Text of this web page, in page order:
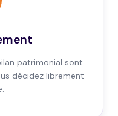
patrimonial sont
décidez librement